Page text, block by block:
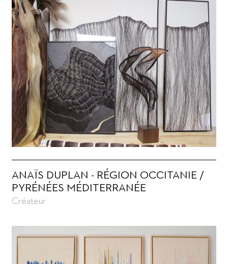
ANAÏS DUPLAN - RÉGION OCCITANIE /
PYRÉNÉES MÉDITERRANÉE
Créateur